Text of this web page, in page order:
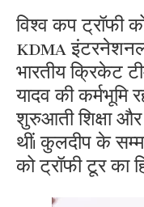
विश्व कप ट्रॉफी
KDMA
भारतीय क्रिकेट
यादव की कर्मभूमि
शुरुआती शिक्षा
थीं। कुलदीप के
को ट्रॉफी टूर का